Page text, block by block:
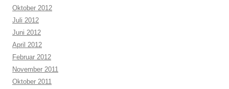
Oktober 2012
Juli 2012
Juni 2012
April 2012
Februar 2012
November 2011
Oktober 2011